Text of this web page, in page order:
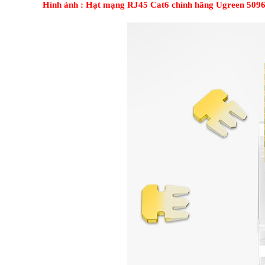
Hình ảnh : Hạt mạng RJ45 Cat6 chính hãng Ugreen